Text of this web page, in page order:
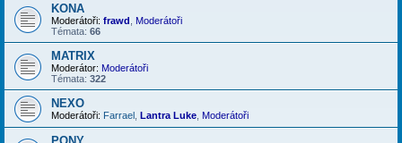
KONA
Moderátoři: frawd
Moderátoři
Témata: 66
MATRIX
Moderátor: Moderátoři
Témata: 322
NEXO
Moderátoři: Farrael Lantra Luke Moderátoři